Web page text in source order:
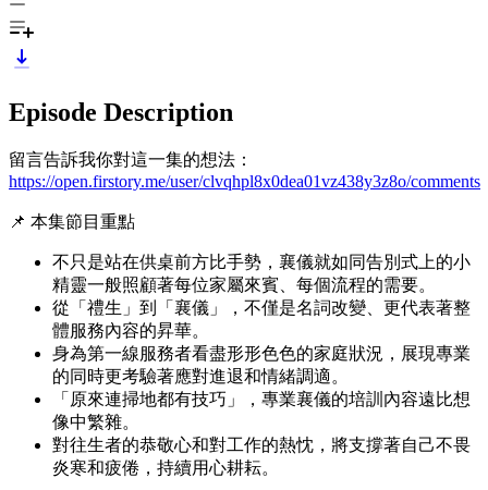
Episode Description
留言告訴我你對這一集的想法：
https://open.firstory.me/user/clvqhpl8x0dea01vz438y3z8o/comments
📌 本集節目重點
不只是站在供桌前方比手勢，襄儀就如同告別式上的小
精靈一般照顧著每位家屬來賓、每個流程的需要。
從「禮生」到「襄儀」，不僅是名詞改變、更代表著整
體服務內容的昇華。
身為第一線服務者看盡形形色色的家庭狀況，展現專業
的同時更考驗著應對進退和情緒調適。
「原來連掃地都有技巧」，專業襄儀的培訓內容遠比想
像中繁雜。
對往生者的恭敬心和對工作的熱忱，將支撐著自己不畏
炎寒和疲倦，持續用心耕耘。